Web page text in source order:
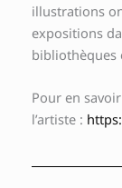
illustrations
expositions
bibliothèques
Pour en
l’artiste :